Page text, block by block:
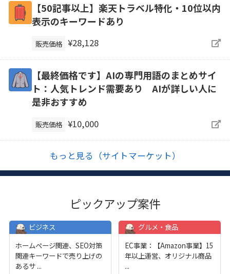
【50記事以上】楽天トラベル特化・10位以内
表示のキーワードあり
販売価格 ¥28,128
【最終価格です】AIの専門用語のまとめサイ
ト：人気トレンド需要あり AIが詳しい人に
是非おすすめ
販売価格 ¥10,000
もっと見る（サイトマーケット）
ピックアップ案件
ビジネス
ホームページ関連、SEO対策
関連キーワードで売り上げの
あるサ ...
グルメ・食品
EC事業：【Amazon事業】15
年以上運営、オリジナル商品
...